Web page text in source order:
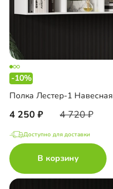
-10%
Полка Лестер-1 Навесная
4 250 4 720
Доступно для доставки
В корзину